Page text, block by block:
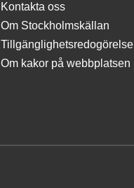
Kontakta oss
Om Stockholmskällan
Tillgänglighetsredogörelse
Om kakor på webbplatsen